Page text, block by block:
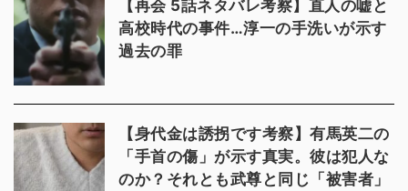
【再会 5話ネタバレ考察】直人の嘘と
高校時代の事件…淳一の手洗いが示す
過去の罪
【身代金は誘拐です考察】有馬英二の
「手首の傷」が示す真実。彼は犯人な
のか？それとも武尊と同じ「被害者」